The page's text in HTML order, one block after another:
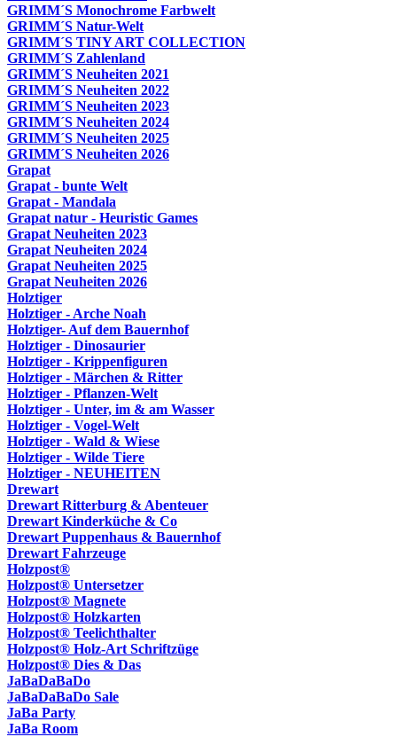
GRIMM´S Monochrome Farbwelt
GRIMM´S Natur-Welt
GRIMM´S TINY ART COLLECTION
GRIMM´S Zahlenland
GRIMM´S Neuheiten 2021
GRIMM´S Neuheiten 2022
GRIMM´S Neuheiten 2023
GRIMM´S Neuheiten 2024
GRIMM´S Neuheiten 2025
GRIMM´S Neuheiten 2026
Grapat
Grapat - bunte Welt
Grapat - Mandala
Grapat natur - Heuristic Games
Grapat Neuheiten 2023
Grapat Neuheiten 2024
Grapat Neuheiten 2025
Grapat Neuheiten 2026
Holztiger
Holztiger - Arche Noah
Holztiger- Auf dem Bauernhof
Holztiger - Dinosaurier
Holztiger - Krippenfiguren
Holztiger - Märchen & Ritter
Holztiger - Pflanzen-Welt
Holztiger - Unter, im & am Wasser
Holztiger - Vogel-Welt
Holztiger - Wald & Wiese
Holztiger - Wilde Tiere
Holztiger - NEUHEITEN
Drewart
Drewart Ritterburg & Abenteuer
Drewart Kinderküche & Co
Drewart Puppenhaus & Bauernhof
Drewart Fahrzeuge
Holzpost®
Holzpost® Untersetzer
Holzpost® Magnete
Holzpost® Holzkarten
Holzpost® Teelichthalter
Holzpost® Holz-Art Schriftzüge
Holzpost® Dies & Das
JaBaDaBaDo
JaBaDaBaDo Sale
JaBa Party
JaBa Room